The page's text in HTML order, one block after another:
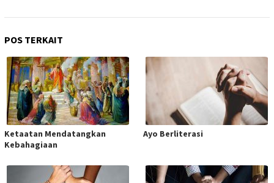
POS TERKAIT
Ketaatan Mendatangkan
Kebahagiaan
Ayo Berliterasi